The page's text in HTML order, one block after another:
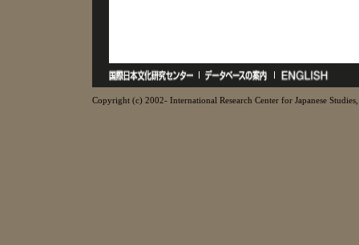
Copyright (c) 2002- International Research Center for Japanese